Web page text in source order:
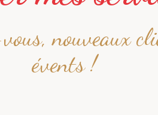
nouveaux
évents !